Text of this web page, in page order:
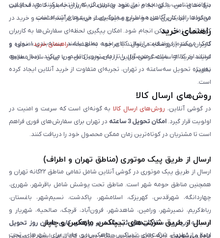
بتوانند متناسب با بودجه و نیاز خود بهترین گزینه را انتخاب کنند. هدف از این
محتواها، افزایش آگاهی مخاطبان و جلوگیری از خریدهای اشتباه است.
درگاه‌های امن بانکی انجام می‌شود و اطلاعات کاربران به‌طور کامل محافظت
می‌گردد. رابط کاربری ساده و سریع سایت باعث می‌شود فرآیند انتخاب و خرید در
کوتاه‌ترین زمان ممکن انجام شود. امکان پیگیری لحظه‌ای سفارش‌ها به کاربران
کمک می‌کند از وضعیت ارسال کالای خود مطلع باشند. بسته‌بندی اصولی و
استاندارد کالاها، سلامت محصول را تا زمان تحویل تضمین می‌کند. ارسال سریع،
به‌ویژه تحویل سه‌ساعته در تهران، تجربه‌ای متفاوت از خرید آنلاین ایجاد کرده
است.
راهنمای خرید
کاربران محترم فروشگاه می‌توانند با مراجعه به صفحه «راهنمای خرید»، نحوه و
فرایند خرید از سایت گوشی آنلاین را به‌صورت کامل و با زبانی ساده مطالعه
نمایند.
روش‌های ارسال کالا
در گوشی آنلاین، روش‌های ارسال کالا به گونه‌ای است که سرعت و امنیت در
اولویت قرار گیرد. امکان تحویل 3 ساعته
در تهران برای سفارش‌های فوری فراهم
است تا مشتریان در کوتاه‌ترین زمان ممکن محصول خود را دریافت کنند.
ارسال از طریق پیک موتوری (مناطق تهران و اطراف)
ارسال از طریق پیک موتوری در گوشی آنلاین شامل تمامی مناطق ۲۲گانه تهران و
همچنین مناطق حومه شهر است. مناطق تحت پوشش شامل باقرشهر، شهرری،
چهاردانگه، شهرقدس، کهریزک، اسلامشهر، پاکدشت، نسیم‌شهر، باغستان،
رباط‌کریم، نصیرشهر، ورامین، شاهدشهر، فرون‌آباد، قرچک، صالحیه، شهریار و
اندیشه می‌شود. سفارش‌های ثبت‌شده در روزهای کاری همان روز تحویل
داده می‌شوندو ارائه کارت شناسایی هنگام دریافت کالا الزامی است. در صورتی
ارسال از طریق شرکت‌های تیپاکس، ماهکس و چاپار
ارسال از طریق شرکت‌های تیپاکس، ماهکس و چاپار برای شهرهای تحت